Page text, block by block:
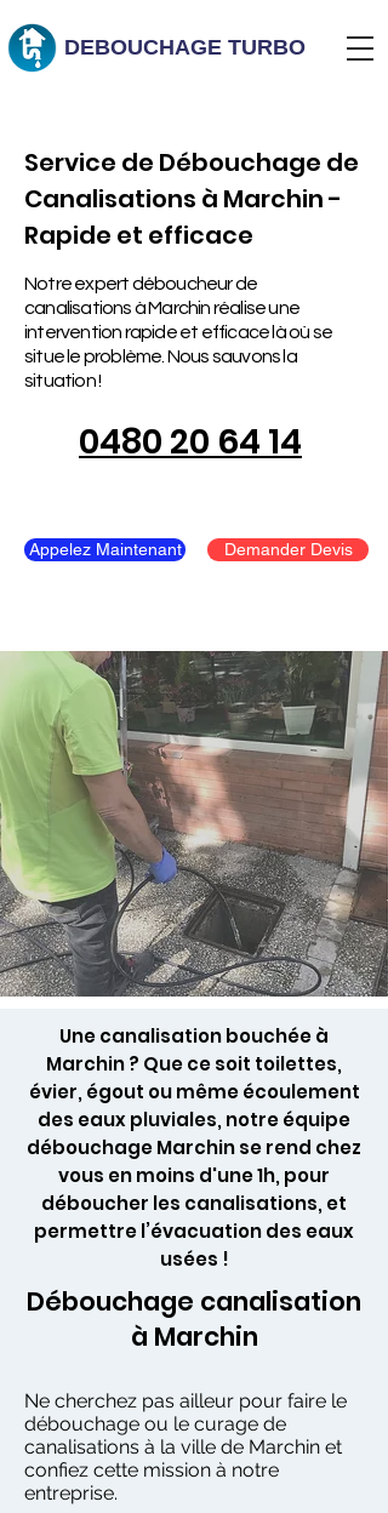
DEBOUCHAGE TURBO
Service de Débouchage de
Canalisations à Marchin -
Rapide et efficace
Notre expert déboucheur de
canalisations à Marchin réalise une
intervention rapide et efficace là où se
situe le problème. Nous sauvons la
situation !
0480 20 64 14
Appelez Maintenant Demander Devis
Une canalisation bouchée à
Marchin ? Que ce soit toilettes,
évier, égout ou même écoulement
des eaux pluviales, notre équipe
débouchage Marchin se rend chez
vous en moins d'une 1h, pour
déboucher les canalisations, et
permettre l’évacuation des eaux
usées !
Débouchage canalisation
à Marchin
Ne cherchez pas ailleur pour faire le
débouchage ou le curage de
canalisations à la ville de Marchin et
confiez cette mission à notre
entreprise.